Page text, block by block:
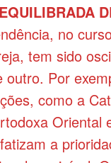
no
tem sido
outro. Por
como a
Oriental
a